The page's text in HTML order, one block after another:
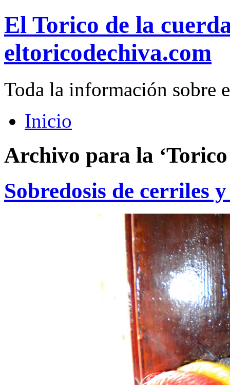
El Torico de la
eltoricodechiva.com
Toda la información sobre
Inicio
Archivo para la
Sobredosis de cerriles